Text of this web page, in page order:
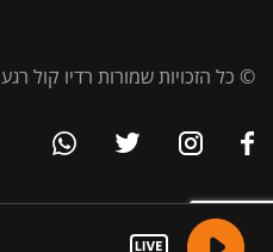
© כל הזכויות שמורות רדיו קול רגע 96FM 91.5FM